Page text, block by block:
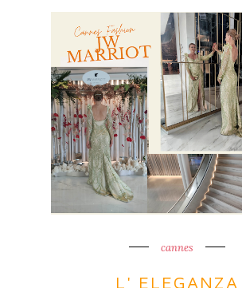
cannes
L' ELEGANZA